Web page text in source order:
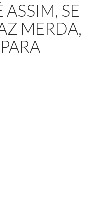
SE
MERDA,